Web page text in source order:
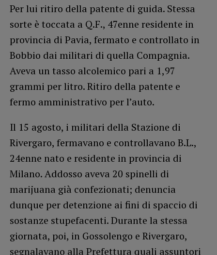
Per lui ritiro della patente di guida. Stessa
sorte è toccata a Q.F., 47enne residente in
provincia di Pavia, fermato e controllato in
Bobbio dai militari di quella Compagnia.
Aveva un tasso alcolemico pari a 1,97
grammi per litro. Ritiro della patente e
fermo amministrativo per l’auto.
Il 15 agosto, i militari della Stazione di
Rivergaro, fermavano e controllavano B.L.,
24enne nato e residente in provincia di
Milano. Addosso aveva 20 spinelli di
marijuana già confezionati; denuncia
dunque per detenzione ai fini di spaccio di
sostanze stupefacenti. Durante la stessa
giornata, poi, in Gossolengo e Rivergaro,
segnalavano alla Prefettura quali assuntori